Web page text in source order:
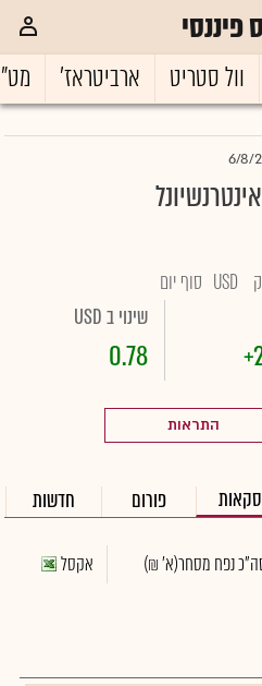
פיננסי
וול סטריט ארביטראז'
6/8/
USD סוף יום
שינוי ב USD
0.78
התראות
פורום חדשות
נפח מסחר(א' ₪) אקסל